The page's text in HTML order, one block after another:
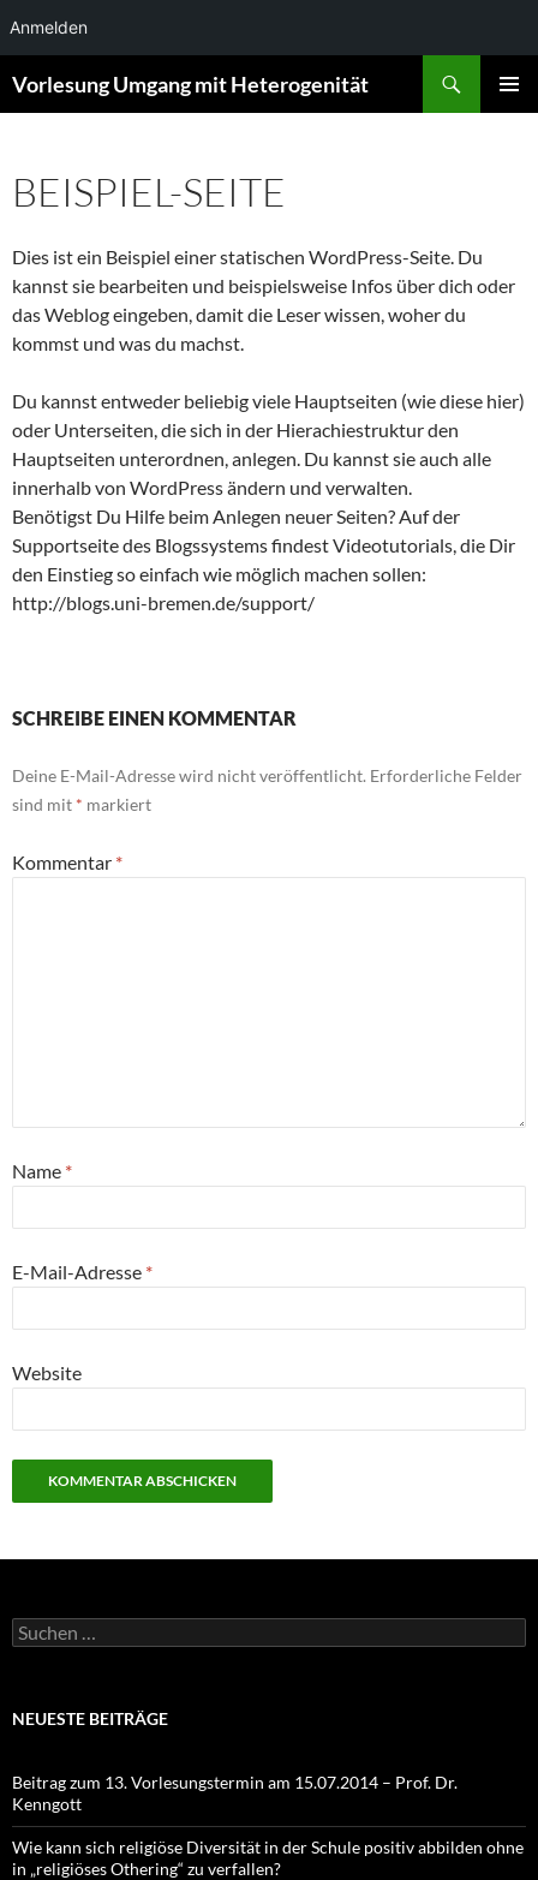
Anmelden
Inhalt
Vorlesung Umgang mit Heterogenität
BEISPIEL-SEITE
Dies ist ein Beispiel einer statischen WordPress-Seite. Du
kannst sie bearbeiten und beispielsweise Infos über dich oder
das Weblog eingeben, damit die Leser wissen, woher du
kommst und was du machst.
Du kannst entweder beliebig viele Hauptseiten (wie diese hier)
oder Unterseiten, die sich in der Hierachiestruktur den
Hauptseiten unterordnen, anlegen. Du kannst sie auch alle
innerhalb von WordPress ändern und verwalten.
Benötigst Du Hilfe beim Anlegen neuer Seiten? Auf der
Supportseite des Blogssystems findest Videotutorials, die Dir
den Einstieg so einfach wie möglich machen sollen:
http://blogs.uni-bremen.de/support/
SCHREIBE EINEN KOMMENTAR
Deine E-Mail-Adresse wird nicht veröffentlicht. Erforderliche Felder
sind mit * markiert
Kommentar *
Name *
E-Mail-Adresse *
Website
Suchen
nach:
NEUESTE BEITRÄGE
Beitrag zum 13. Vorlesungstermin am 15.07.2014 – Prof. Dr.
Kenngott
Wie kann sich religiöse Diversität in der Schule positiv abbilden ohne
in „religiöses Othering“ zu verfallen?